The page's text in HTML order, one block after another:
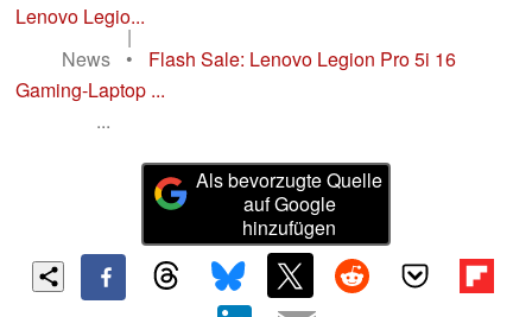
Lenovo Legio...
|
News
•
Flash Sale: Lenovo Legion Pro 5i 16
Gaming-Laptop ...
...
Als bevorzugte Quelle
auf Google
hinzufügen